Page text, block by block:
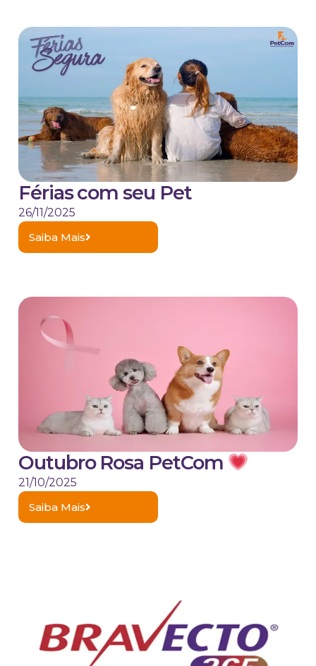
Férias com seu Pet
26/11/2025
Saiba Mais
Outubro Rosa PetCom
21/10/2025
Saiba Mais